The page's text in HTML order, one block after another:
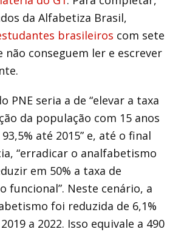
da Alfabetiza Brasil,
brasileiros com sete
não conseguem ler e escrever
PNE seria a de “elevar a taxa
da população com 15 anos
até 2015” e, até o final
“erradicar o analfabetismo
em 50% a taxa de
funcional”. Neste cenário, a
foi reduzida de 6,1%
a 2022. Isso equivale a 490